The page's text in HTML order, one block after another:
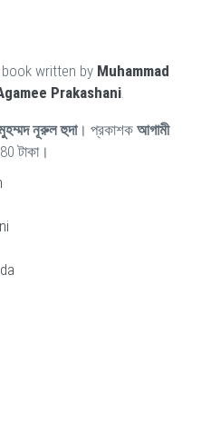
written by Muhammad
Prakashani
নূরুল হুদা। প্রকাশক আগামী
টাকা।